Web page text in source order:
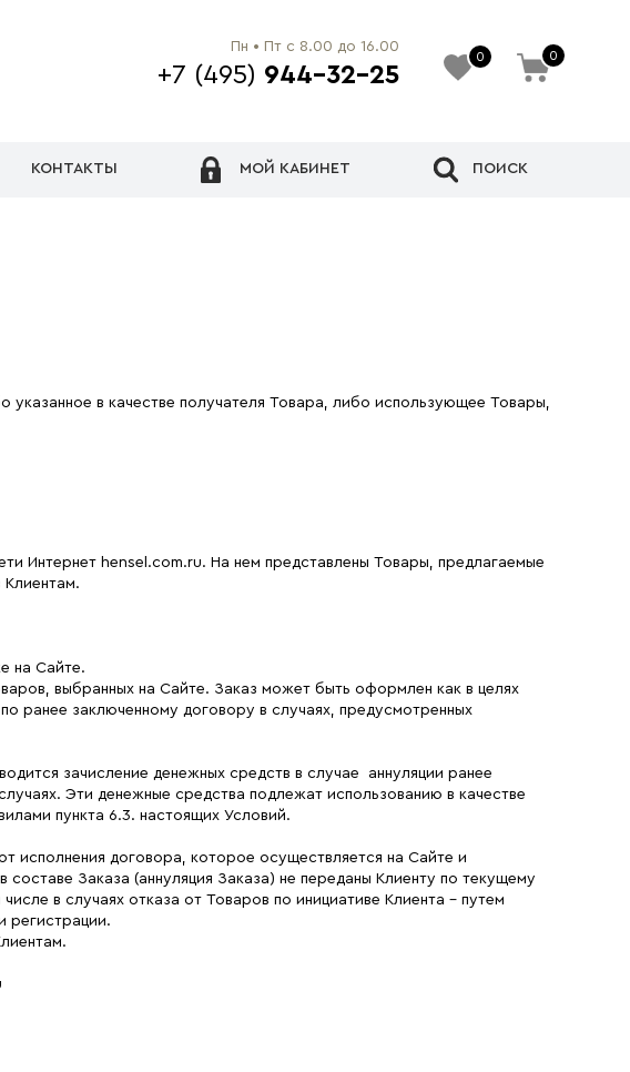
Пн • Пт с 8.00 до 16.00
+7 (495) 944-32-25
0 0
КОНТАКТЫ МОЙ КАБИНЕТ ПОИСК
в качестве получателя Товара, либо использующее Товары,
Интернет hensel.com.ru. На нем представлены Товары, предлагаемые
на Сайте.
выбранных на Сайте. Заказ может быть оформлен как в целях
ранее заключенному договору в случаях, предусмотренных
зачисление денежных средств в случае аннуляции ранее
Эти денежные средства подлежат использованию в качестве
пункта 6.3. настоящих Условий.
исполнения договора, которое осуществляется на Сайте и
Заказа (аннуляция Заказа) не переданы Клиенту по текущему
в случаях отказа от Товаров по инициативе Клиента - путем
регистрации.